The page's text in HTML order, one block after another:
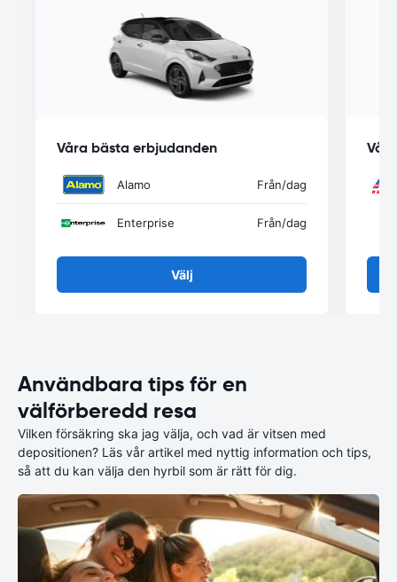
Våra bästa erbjudanden
Alamo Från/dag
Enterprise Från/dag
Välj
Användbara tips för en
välförberedd resa
Vilken försäkring ska jag välja, och vad är vitsen med
depositionen? Läs vår artikel med nyttig information och tips,
så att du kan välja den hyrbil som är rätt för dig.